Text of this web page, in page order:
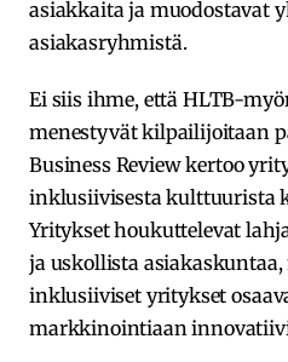
asiakkaita ja muodostavat
asiakasryhmistä.
Ei siis ihme, että HLTB-
menestyvät kilpailijoitaan
Business Review kertoo
inklusiivisesta kulttuurista
Yritykset houkuttelevat
ja uskollista
inklusiiviset yritykset
markkinointiaan